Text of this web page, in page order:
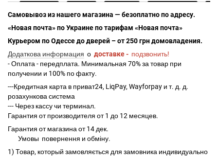
Самовывоз из нашего магазина — безоплатно по адресу.
«Новая почта» по Украине по тарифам «Новая почта»
Курьером по Одессе до дверей – от 250 грн домовладения.
Додаткова информация о доставке - подзвонить!
- Оплата - передплата. Минимальная 70% за товар при
получении и 100% по факту.
---Кредитная карта в приват24, LiqPay, Wayforpay и т. д. д.
розахункова система
--- Через кассу чи терминал.
Гарантия от производителя от 1 до 12 месяцев.
Гарантия от магазина от 14 дек.
Умовы повернення и обміну.
1) Товар, который замовляється для замовника индивидуально